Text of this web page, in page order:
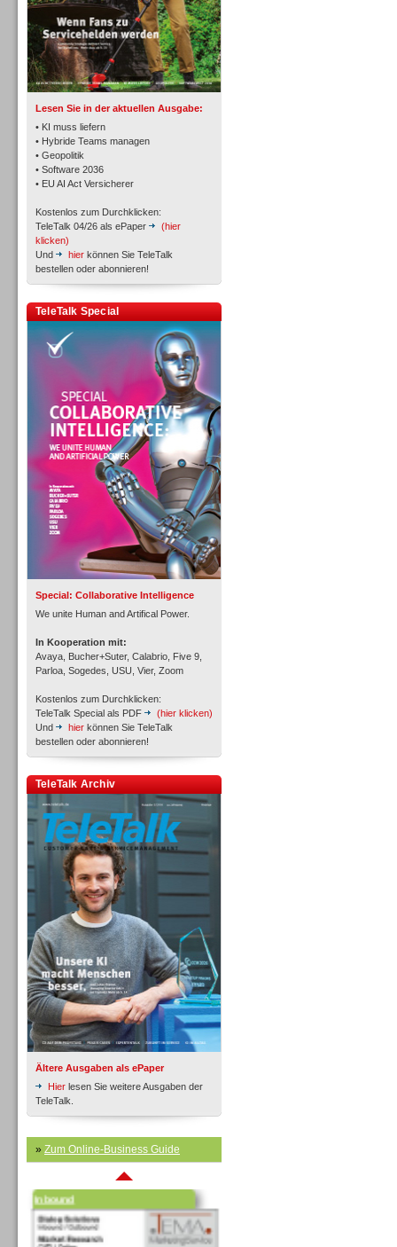
Lesen Sie in der aktuellen Ausgabe:
• KI muss liefern
• Hybride Teams managen
• Geopolitik
• Software 2036
• EU AI Act Versicherer
Kostenlos zum Durchklicken:
TeleTalk 04/26 als ePaper
(hier
klicken)
Und
hier können Sie TeleTalk
bestellen oder abonnieren!
TeleTalk Special
Special: Collaborative Intelligence
We unite Human and Artifical Power.
In Kooperation mit:
Avaya, Bucher+Suter, Calabrio, Five 9,
Parloa, Sogedes, USU, Vier, Zoom
Kostenlos zum Durchklicken:
TeleTalk Special als PDF
(hier klicken)
Und
hier können Sie TeleTalk
bestellen oder abonnieren!
TeleTalk Archiv
Ältere Ausgaben als ePaper
Hier lesen Sie weitere Ausgaben der
TeleTalk.
» Zum Online-Business Guide
TK- und ACD-Systeme
Workforce-Management
Personal
Personal
Inbound
Inbound
Inbound